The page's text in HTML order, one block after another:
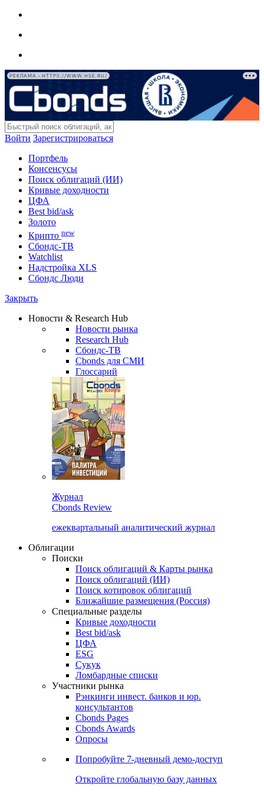
РЕКЛАМА • HTTPS://WWW.HSE.RU/
Войти Зарегистрироваться
Портфель
Консенсусы
Поиск облигаций (ИИ)
Кривые доходности
ЦФА
Best bid/ask
Золото
Крипто new
Сбондс-ТВ
Watchlist
Надстройка XLS
Сбондс Люди
Закрыть
Новости & Research Hub
Новости рынка
Research Hub
Сбондс-ТВ
Cbonds для СМИ
Глоссарий
Журнал
Cbonds Review
ежеквартальный аналитический журнал
Облигации
Поиски
Поиск облигаций & Карты рынка
Поиск облигаций (ИИ)
Поиск котировок облигаций
Ближайшие размещения (Россия)
Специальные разделы
Кривые доходности
Best bid/ask
ЦФА
ESG
Сукук
Ломбардные списки
Участники рынка
Рэнкинги инвест. банков и юр.
консультантов
Cbonds Pages
Cbonds Awards
Опросы
Попробуйте 7-дневный демо-доступ
Откройте глобальную базу данных